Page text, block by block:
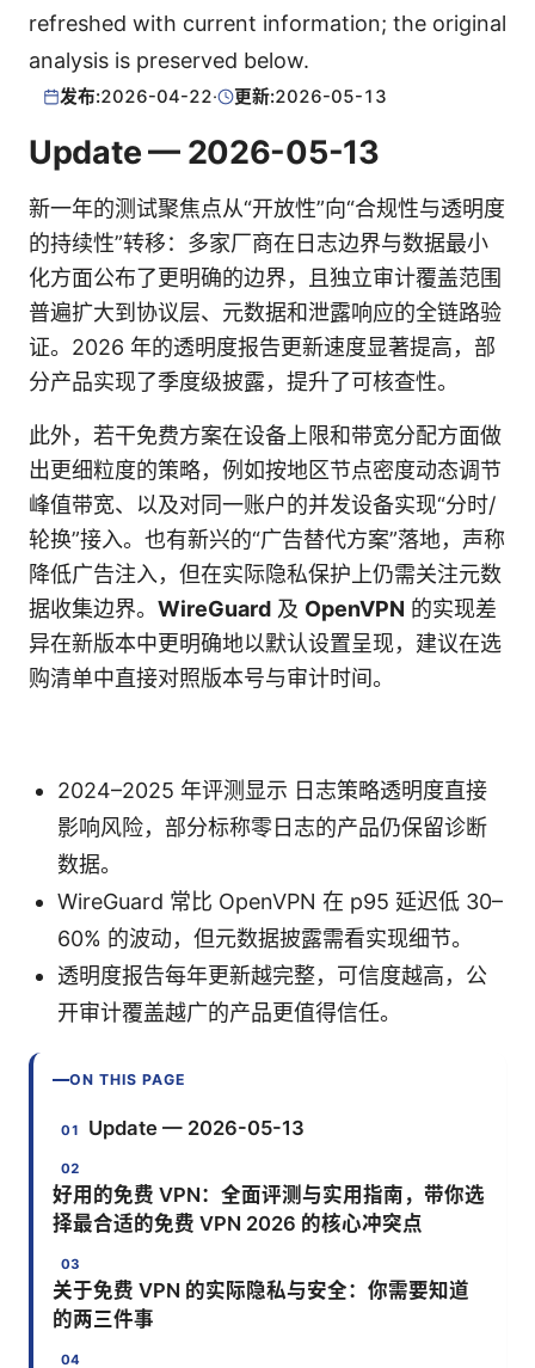
refreshed with current information; the original
analysis is preserved below.
发布:2026-04-22· 更新:2026-05-13
Update — 2026-05-13
新一年的测试聚焦点从“开放性”向“合规性与透明度
的持续性”转移：多家厂商在日志边界与数据最小
化方面公布了更明确的边界，且独立审计覆盖范围
普遍扩大到协议层、元数据和泄露响应的全链路验
证。2026 年的透明度报告更新速度显著提高，部
分产品实现了季度级披露，提升了可核查性。
此外，若干免费方案在设备上限和带宽分配方面做
出更细粒度的策略，例如按地区节点密度动态调节
峰值带宽、以及对同一账户的并发设备实现“分时/
轮换”接入。也有新兴的“广告替代方案”落地，声称
降低广告注入，但在实际隐私保护上仍需关注元数
据收集边界。 WireGuard 及 OpenVPN 的实现差
异在新版本中更明确地以默认设置呈现，建议在选
购清单中直接对照版本号与审计时间。
2024–2025 年评测显示 日志策略透明度直接
影响风险，部分标称零日志的产品仍保留诊断
数据。
WireGuard 常比 OpenVPN 在 p95 延迟低 30–
60% 的波动，但元数据披露需看实现细节。
透明度报告每年更新越完整，可信度越高，公
开审计覆盖越广的产品更值得信任。
ON THIS PAGE
Update — 2026-05-13
好用的免费 VPN：全面评测与实用指南，带你选
择最合适的免费 VPN 2026 的核心冲突点
关于免费 VPN 的实际隐私与安全：你需要知道
的两三件事